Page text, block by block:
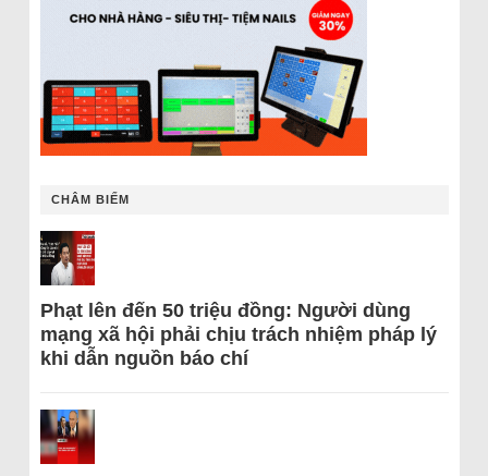
CHÂM BIẾM
Phạt lên đến 50 triệu đồng: Người dùng
mạng xã hội phải chịu trách nhiệm pháp lý
khi dẫn nguồn báo chí